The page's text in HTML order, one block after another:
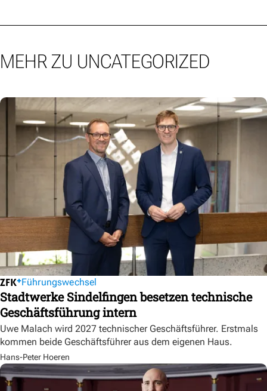
MEHR ZU UNCATEGORIZED
Führungswechsel
Stadtwerke Sindelfingen besetzen technische
Geschäftsführung intern
Uwe Malach wird 2027 technischer Geschäftsführer. Erstmals
kommen beide Geschäftsführer aus dem eigenen Haus.
Hans-Peter Hoeren